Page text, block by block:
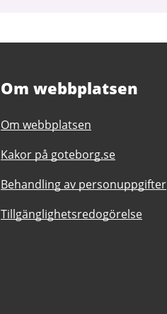
Om webbplatsen
Om webbplatsen
Kakor på goteborg.se
Behandling av personuppgifter
Tillgänglighetsredogörelse